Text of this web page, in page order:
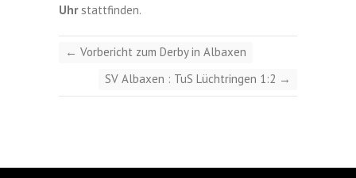
Uhrstattfinden.
← Vorbericht zum Derby in Albaxen
SV Albaxen : TuS Lüchtringen 1:2 →